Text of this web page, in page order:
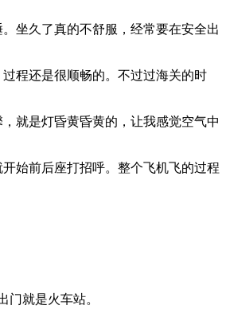
坐久了真的不舒服，经常要在安全出
程还是很顺畅的。不过过海关的时
就是灯昏黄昏黄的，让我感觉空气中
始前后座打招呼。整个飞机飞的过程
就是火车站。